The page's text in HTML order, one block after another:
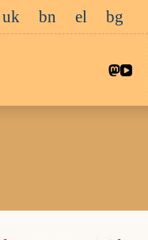
uk bn el bg